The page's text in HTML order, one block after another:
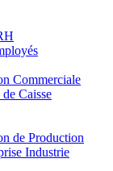
Commerciale
Caisse
de Production
Industrie